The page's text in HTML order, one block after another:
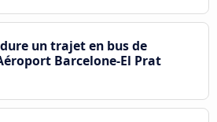
un trajet en bus de
Barcelone-El Prat